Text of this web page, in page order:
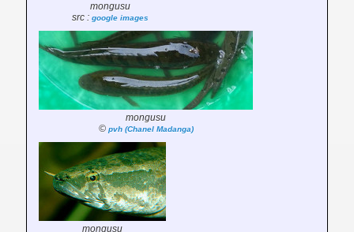
mongusu
src : google images
mongusu
© pvh (Chanel Madanga)
mongusu